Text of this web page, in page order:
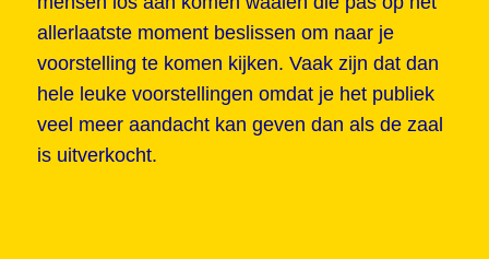
allerlaatste moment beslissen om naar je
voorstelling te komen kijken. Vaak zijn dat dan
hele leuke voorstellingen omdat je het publiek
veel meer aandacht kan geven dan als de zaal
is uitverkocht.